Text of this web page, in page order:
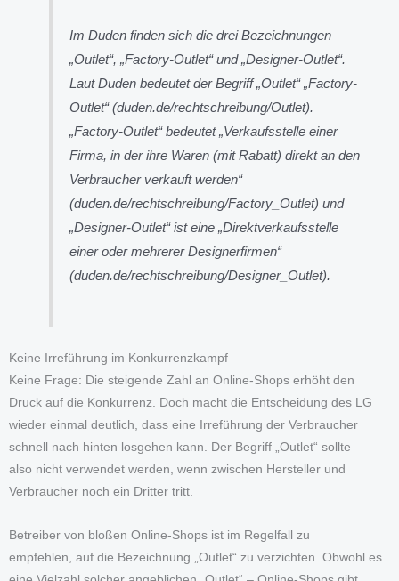
Im Duden finden sich die drei Bezeichnungen
„Outlet“, „Factory-Outlet“ und „Designer-Outlet“.
Laut Duden bedeutet der Begriff „Outlet“ „Factory-
Outlet“ (duden.de/rechtschreibung/Outlet).
„Factory-Outlet“ bedeutet „Verkaufsstelle einer
Firma, in der ihre Waren (mit Rabatt) direkt an den
Verbraucher verkauft werden“
(duden.de/rechtschreibung/Factory_Outlet) und
„Designer-Outlet“ ist eine „Direktverkaufsstelle
einer oder mehrerer Designerfirmen“
(duden.de/rechtschreibung/Designer_Outlet).
Keine Irreführung im Konkurrenzkampf
Keine Frage: Die steigende Zahl an Online-Shops erhöht den
Druck auf die Konkurrenz. Doch macht die Entscheidung des LG
wieder einmal deutlich, dass eine Irreführung der Verbraucher
schnell nach hinten losgehen kann. Der Begriff „Outlet“ sollte
also nicht verwendet werden, wenn zwischen Hersteller und
Verbraucher noch ein Dritter tritt.
Betreiber von bloßen Online-Shops ist im Regelfall zu
empfehlen, auf die Bezeichnung „Outlet“ zu verzichten. Obwohl es